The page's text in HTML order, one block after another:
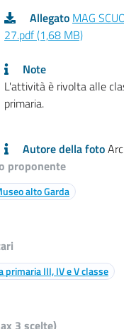
Allegato MAG
27.pdf (1,68 MB)
Note
L'attività è rivolta alle
primaria.
Autore della foto
proponente
alto Garda
primaria III, IV e V classe
3 scelte)